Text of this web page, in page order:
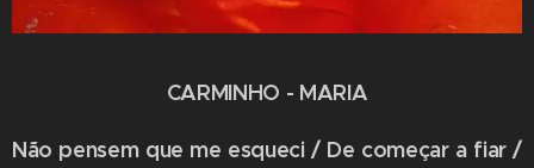
CARMINHO - MARIA
Não pensem que me esqueci / De começar a fiar /